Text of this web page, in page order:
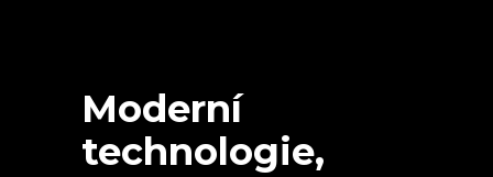
Moderní
technologie,